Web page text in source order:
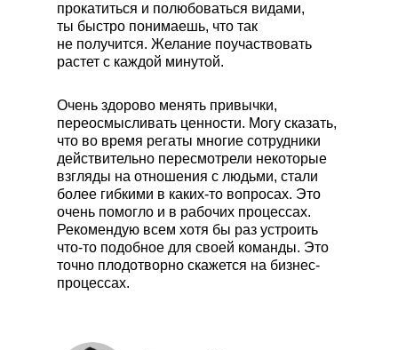
прокатиться и полюбоваться видами,
ты быстро понимаешь, что так
не получится. Желание поучаствовать
растет с каждой минутой.
Очень здорово менять привычки,
переосмысливать ценности. Могу сказать,
что во время регаты многие сотрудники
действительно пересмотрели некоторые
взгляды на отношения с людьми, стали
более гибкими в каких-то вопросах. Это
очень помогло и в рабочих процессах.
Рекомендую всем хотя бы раз устроить
что-то подобное для своей команды. Это
точно плодотворно скажется на бизнес-
процессах.